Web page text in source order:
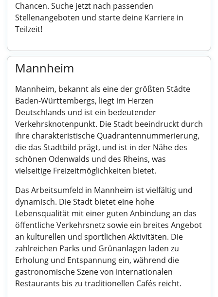
Chancen. Suche jetzt nach passenden
Stellenangeboten und starte deine Karriere in
Teilzeit!
Mannheim
Mannheim, bekannt als eine der größten Städte
Baden-Württembergs, liegt im Herzen
Deutschlands und ist ein bedeutender
Verkehrsknotenpunkt. Die Stadt beeindruckt durch
ihre charakteristische Quadrantennummerierung,
die das Stadtbild prägt, und ist in der Nähe des
schönen Odenwalds und des Rheins, was
vielseitige Freizeitmöglichkeiten bietet.
Das Arbeitsumfeld in Mannheim ist vielfältig und
dynamisch. Die Stadt bietet eine hohe
Lebensqualität mit einer guten Anbindung an das
öffentliche Verkehrsnetz sowie ein breites Angebot
an kulturellen und sportlichen Aktivitäten. Die
zahlreichen Parks und Grünanlagen laden zu
Erholung und Entspannung ein, während die
gastronomische Szene von internationalen
Restaurants bis zu traditionellen Cafés reicht.